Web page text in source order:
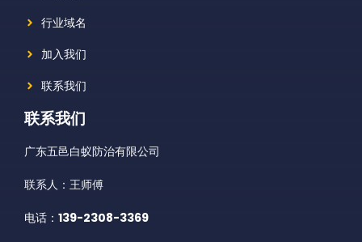
行业域名
加入我们
联系我们
联系我们
广东五邑白蚁防治有限公司
联系人：王师傅
电话： 139-2308-3369